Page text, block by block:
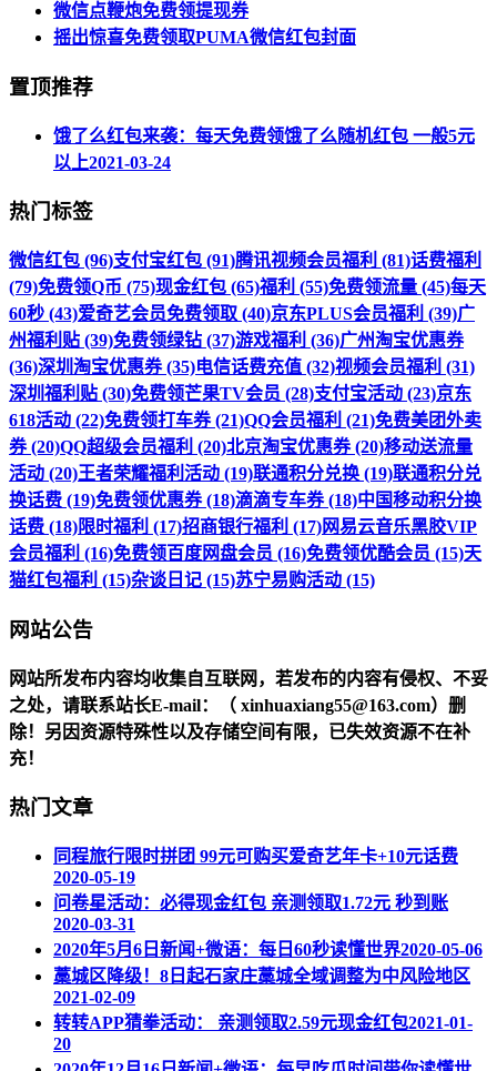
微信点鞭炮免费领提现券
摇出惊喜免费领取PUMA微信红包封面
置顶推荐
饿了么红包来袭：每天免费领饿了么随机红包 一般5元
以上2021-03-24
热门标签
微信红包 (96)支付宝红包 (91)腾讯视频会员福利 (81)话费福利
(79)免费领Q币 (75)现金红包 (65)福利 (55)免费领流量 (45)每天
60秒 (43)爱奇艺会员免费领取 (40)京东PLUS会员福利 (39)广
州福利贴 (39)免费领绿钻 (37)游戏福利 (36)广州淘宝优惠券
(36)深圳淘宝优惠券 (35)电信话费充值 (32)视频会员福利 (31)
深圳福利贴 (30)免费领芒果TV会员 (28)支付宝活动 (23)京东
618活动 (22)免费领打车券 (21)QQ会员福利 (21)免费美团外卖
券 (20)QQ超级会员福利 (20)北京淘宝优惠券 (20)移动送流量
活动 (20)王者荣耀福利活动 (19)联通积分兑换 (19)联通积分兑
换话费 (19)免费领优惠券 (18)滴滴专车券 (18)中国移动积分换
话费 (18)限时福利 (17)招商银行福利 (17)网易云音乐黑胶VIP
会员福利 (16)免费领百度网盘会员 (16)免费领优酷会员 (15)天
猫红包福利 (15)杂谈日记 (15)苏宁易购活动 (15)
网站公告
网站所发布内容均收集自互联网，若发布的内容有侵权、不妥
之处，请联系站长E-mail：（ xinhuaxiang55@163.com）删
除！另因资源特殊性以及存储空间有限，已失效资源不在补
充！
热门文章
同程旅行限时拼团 99元可购买爱奇艺年卡+10元话费
2020-05-19
问卷星活动：必得现金红包 亲测领取1.72元 秒到账
2020-03-31
2020年5月6日新闻+微语：每日60秒读懂世界2020-05-06
藁城区降级！8日起石家庄藁城全域调整为中风险地区
2021-02-09
转转APP猜拳活动： 亲测领取2.59元现金红包2021-01-
20